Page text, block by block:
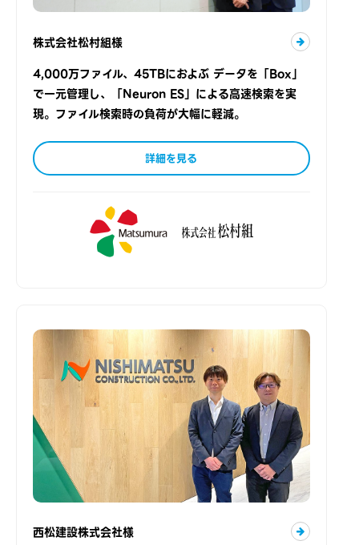
株式会社松村組様
4,000万ファイル、45TBにおよぶ データを「Box」
で一元管理し、「Neuron ES」による高速検索を実
現。ファイル検索時の負荷が大幅に軽減。
詳細を見る
西松建設株式会社様